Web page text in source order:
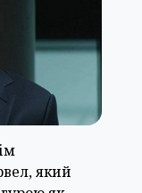
який